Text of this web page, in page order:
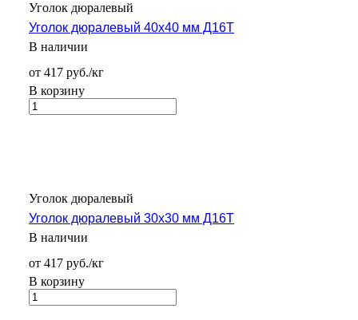
Уголок дюралевый
Уголок дюралевый 40х40 мм Д16Т
В наличии
от 417 руб./кг
В корзину
Уголок дюралевый
Уголок дюралевый 30х30 мм Д16Т
В наличии
от 417 руб./кг
В корзину